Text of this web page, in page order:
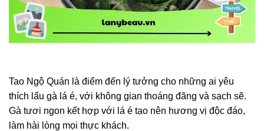
Tao Ngộ Quán là điểm đến lý tưởng cho những ai yêu
thích lẩu gà lá é, với không gian thoáng đãng và sạch sẽ.
Gà tươi ngon kết hợp với lá é tạo nên hương vị độc đáo,
làm hài lòng mọi thực khách.